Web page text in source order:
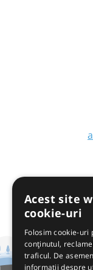
Acest site
cookie-uri
Folosim cookie-uri
conținutul,
traficul. De
informații despre